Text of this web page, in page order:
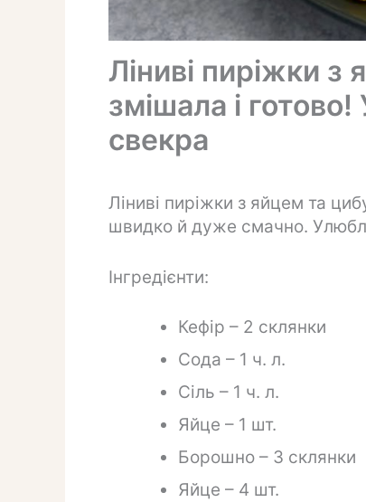
Ліниві пиріжки
змішала і
свекра
Ліниві пиріжки з яйцем та
швидко й дуже смачно.
Інгредієнти:
Кефір – 2 склянки
Сода – 1 ч. л.
Сіль – 1 ч. л.
Яйце – 1 шт.
Борошно – 3 склянки
Яйце – 4 шт.